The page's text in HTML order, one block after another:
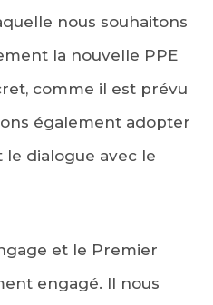
nous souhaitons
la nouvelle PPE
comme il est prévu
également adopter
dialogue avec le
et le Premier
engagé. Il nous